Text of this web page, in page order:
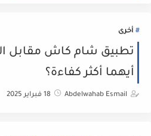
أخرى
تطبيق شام كاش مقابل
أيهما أكثر كفاءة؟
Abdelwahab Esmail 18 فبراير 2025